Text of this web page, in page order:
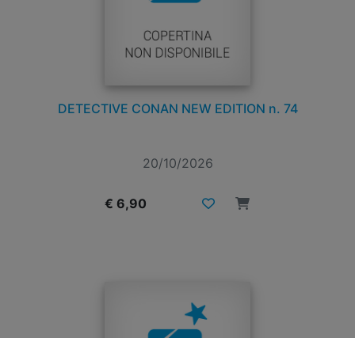
DETECTIVE CONAN NEW EDITION n. 74
20/10/2026
€ 6,90